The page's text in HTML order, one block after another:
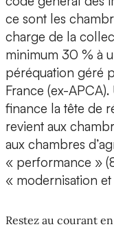
ce sont les
charge de la
minimum 30 % à
péréquation géré
France (ex-
finance la tête de
revient aux
aux chambres
« performance »
« modernisation
Restez au courant